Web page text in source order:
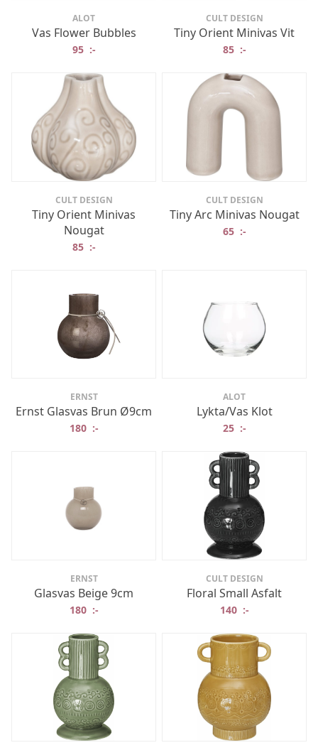
ALOT
Vas Flower Bubbles
95 :-
CULT DESIGN
Tiny Orient Minivas Vit
85 :-
CULT DESIGN
Tiny Orient Minivas
Nougat
85 :-
CULT DESIGN
Tiny Arc Minivas Nougat
65 :-
ERNST
Ernst Glasvas Brun Ø9cm
180 :-
ALOT
Lykta/Vas Klot
25 :-
ERNST
Glasvas Beige 9cm
180 :-
CULT DESIGN
Floral Small Asfalt
140 :-